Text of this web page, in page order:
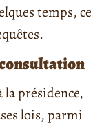
temps, ce
la présidence,
lois, parmi